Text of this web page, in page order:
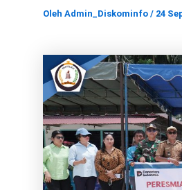
Oleh Admin_Diskominfo / 24